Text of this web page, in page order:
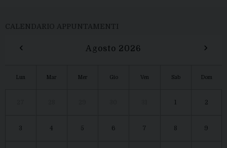
CALENDARIO APPUNTAMENTI
‹ Agosto 2026 ›
Lun Mar Mer Gio Ven Sab Dom
1 2
3 4 5 6 7 8 9